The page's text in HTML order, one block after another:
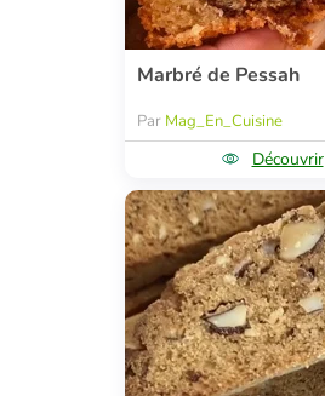
Marbré de Pessah
Par Mag_En_Cuisine
Découvrir